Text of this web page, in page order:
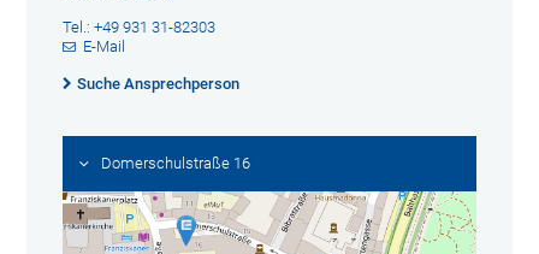
Tel.: +49 931 31-82303
E-Mail
Suche Ansprechperson
Domerschulstraße 16